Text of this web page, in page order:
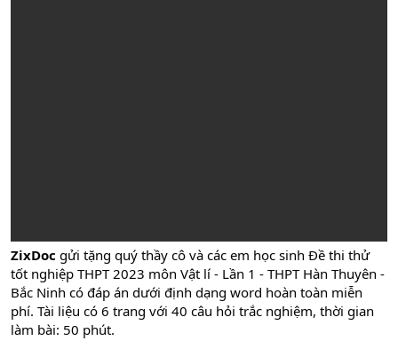
ZixDoc gửi tặng quý thầy cô và các em học sinh Đề thi thử
tốt nghiệp THPT 2023 môn Vật lí - Lần 1 - THPT Hàn Thuyên -
Bắc Ninh có đáp án dưới định dạng word hoàn toàn miễn
phí. Tài liệu có 6 trang với 40 câu hỏi trắc nghiệm, thời gian
làm bài: 50 phút.